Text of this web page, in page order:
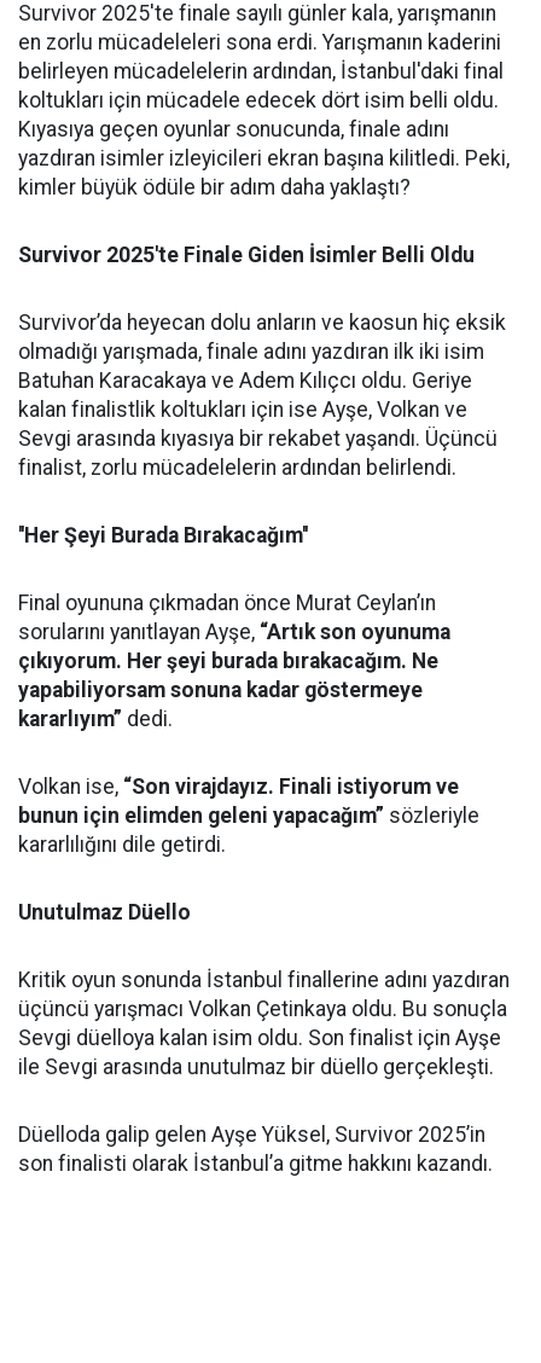
Survivor 2025'te finale sayılı günler kala, yarışmanın
en zorlu mücadeleleri sona erdi. Yarışmanın kaderini
belirleyen mücadelelerin ardından, İstanbul'daki final
koltukları için mücadele edecek dört isim belli oldu.
Kıyasıya geçen oyunlar sonucunda, finale adını
yazdıran isimler izleyicileri ekran başına kilitledi. Peki,
kimler büyük ödüle bir adım daha yaklaştı?
Survivor 2025'te Finale Giden İsimler Belli Oldu
Survivor’da heyecan dolu anların ve kaosun hiç eksik
olmadığı yarışmada, finale adını yazdıran ilk iki isim
Batuhan Karacakaya ve Adem Kılıçcı oldu. Geriye
kalan finalistlik koltukları için ise Ayşe, Volkan ve
Sevgi arasında kıyasıya bir rekabet yaşandı. Üçüncü
finalist, zorlu mücadelelerin ardından belirlendi.
''Her Şeyi Burada Bırakacağım''
Final oyununa çıkmadan önce Murat Ceylan’ın
sorularını yanıtlayan Ayşe, “Artık son oyunuma
çıkıyorum. Her şeyi burada bırakacağım. Ne
yapabiliyorsam sonuna kadar göstermeye
kararlıyım” dedi.
Volkan ise, “Son virajdayız. Finali istiyorum ve
bunun için elimden geleni yapacağım” sözleriyle
kararlılığını dile getirdi.
Unutulmaz Düello
Kritik oyun sonunda İstanbul finallerine adını yazdıran
üçüncü yarışmacı Volkan Çetinkaya oldu. Bu sonuçla
Sevgi düelloya kalan isim oldu. Son finalist için Ayşe
ile Sevgi arasında unutulmaz bir düello gerçekleşti.
Düelloda galip gelen Ayşe Yüksel, Survivor 2025’in
son finalisti olarak İstanbul’a gitme hakkını kazandı.